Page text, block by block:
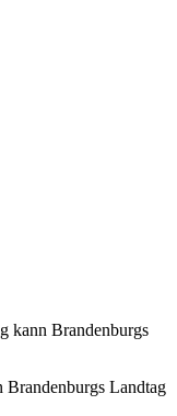
kann Brandenburgs
Landtag